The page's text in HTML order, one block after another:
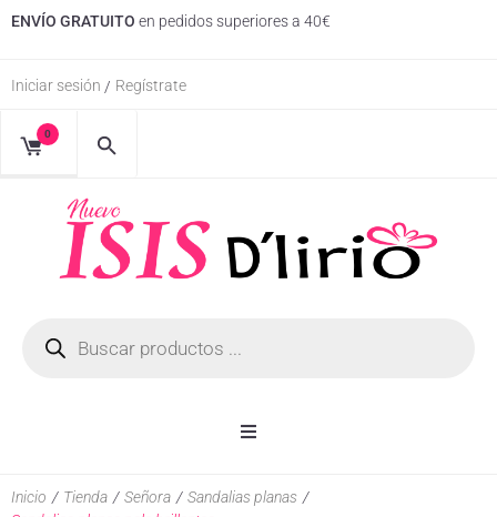
ENVÍO GRATUITO en pedidos superiores a 40€
Iniciar sesión / Regístrate
0
Inicio
Inicio / Tienda / Señora / Sandalias planas /